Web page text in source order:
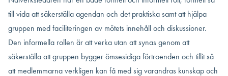
till vida att säkerställa agendan och det praktiska samt att hjälpa
gruppen med faciliteringen av mötets innehåll och diskussioner.
Den informella rollen är att verka utan att synas genom att
säkerställa att gruppen bygger ömsesidiga förtroenden och tillit så
att medlemmarna verkligen kan få med sig varandras kunskap och